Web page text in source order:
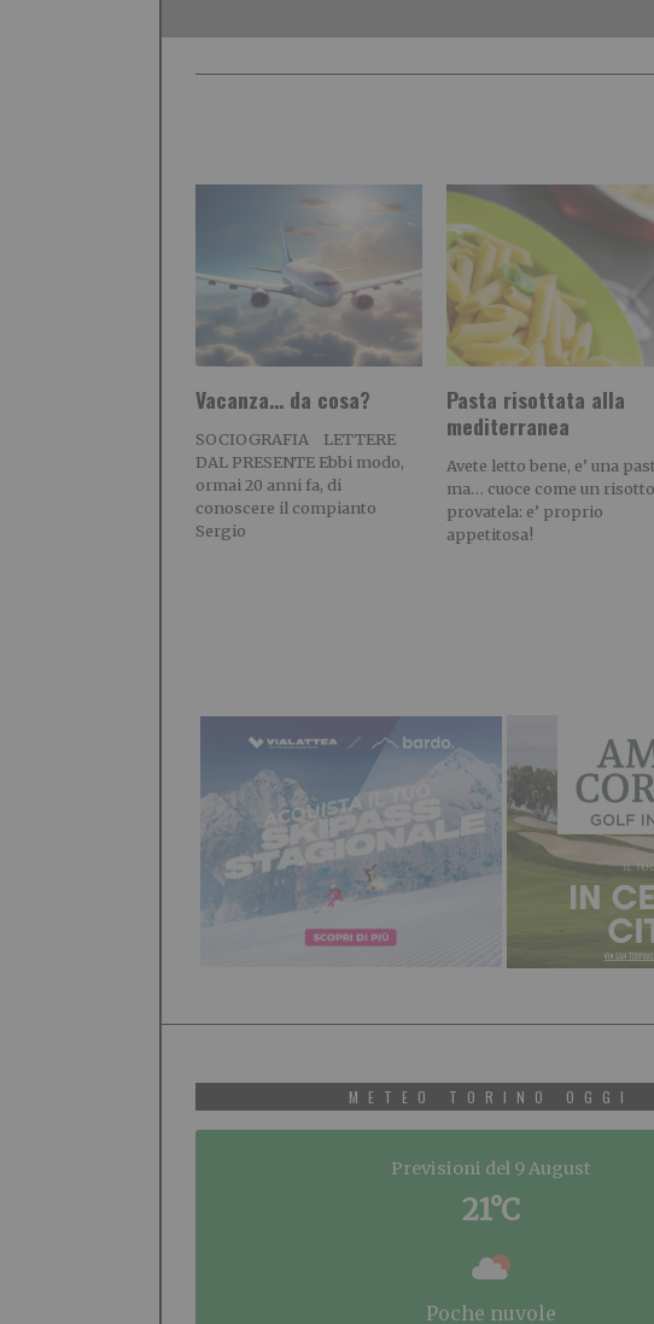
Vacanza… da cosa?
SOCIOGRAFIA LETTERE
DAL PRESENTE Ebbi modo,
ormai 20 anni fa, di
conoscere il compianto
Sergio
Pasta risottata alla
mediterranea
Avete letto bene, e’ una
ma… cuoce come un
provatela: e’ proprio
appetitosa!
METEO TORINO OGGI
Previsioni del 9 August
21°C
poche nuvole